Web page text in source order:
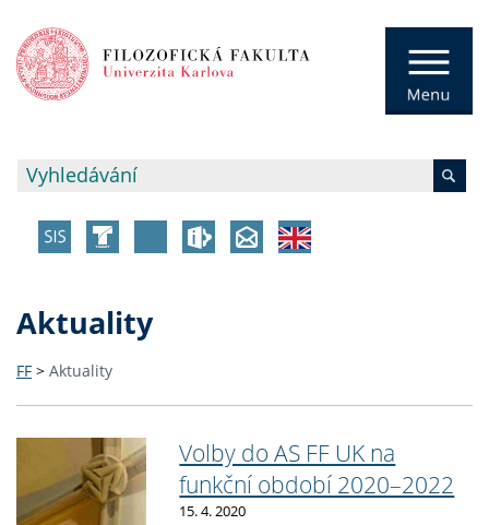
Aktuality
FF > Aktuality
Volby do AS FF UK na
funkční období 2020–2022
15. 4. 2020